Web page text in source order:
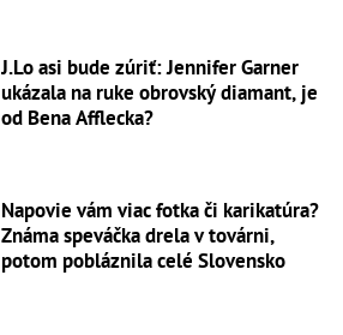
J.Lo asi bude zúriť: Jennifer Garner
ukázala na ruke obrovský diamant, je
od Bena Afflecka?
Napovie vám viac fotka či karikatúra?
Známa speváčka drela v továrni,
potom pobláznila celé Slovensko